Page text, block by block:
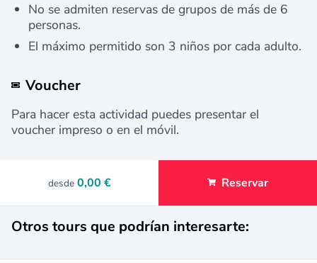
No se admiten reservas de grupos de más de 6
personas.
El máximo permitido son 3 niños por cada adulto.
Voucher
Para hacer esta actividad puedes presentar el
voucher impreso o en el móvil.
desde 0,00 € Reservar
Otros tours que podrían interesarte: